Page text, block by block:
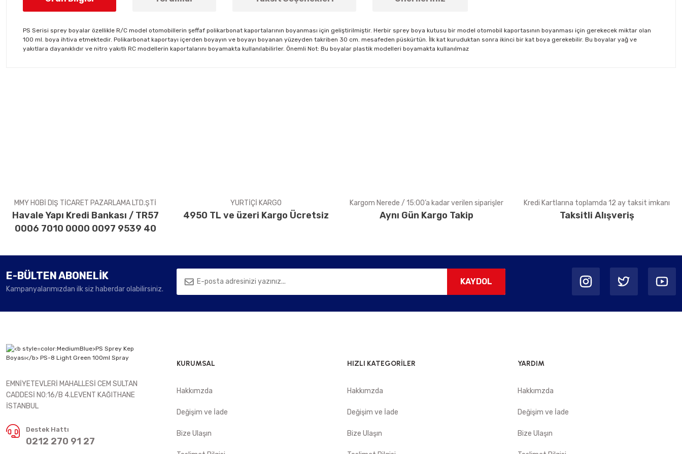
PS Serisi sprey boyalar özellikle R/C model otomobillerin şeffaf polikarbonat kaportalarının boyanması için geliştirilmiştir. Herbir sprey boya kutusu bir model otomobil kaportasının boyanması için gerekecek miktar olan
100 ml. boya ihtiva etmektedir. Polikarbonat kaportayı içerden boyayın ve boyayı boyanan yüzeyden takriben 30 cm. mesafeden püskürtün. İlk kat kuruduktan sonra ikinci bir kat boya gerekebilir. Bu boyalar yağ ve
yakıtlara dayanıklıdır ve nitro yakıtlı RC modellerin kaportalarını boyamakta kullanılabilirler. Önemli Not: Bu boyalar plastik modelleri boyamakta kullanılmaz
MMY HOBİ DIŞ TİCARET PAZARLAMA LTD.ŞTİ
Havale Yapı Kredi Bankası / TR57
0006 7010 0000 0097 9539 40
YURTİÇİ KARGO
4950 TL ve üzeri Kargo Ücretsiz
Kargom Nerede / 15:00’a kadar verilen siparişler
Aynı Gün Kargo Takip
Kredi Kartlarına toplamda 12 ay taksit imkanı
Taksitli Alışveriş
E-BÜLTEN ABONELİK
Kampanyalarımızdan ilk siz haberdar olabilirsiniz.
KAYDOL
EMNİYETEVLERİ MAHALLESİ CEM SULTAN
CADDESİ NO:16/B 4.LEVENT KAĞITHANE
İSTANBUL
Destek Hattı
0212 270 91 27
KURUMSAL
Hakkımzda
Değişim ve İade
Bize Ulaşın
HIZLI KATEGORİLER
Hakkımzda
Değişim ve İade
Bize Ulaşın
YARDIM
Hakkımzda
Değişim ve İade
Bize Ulaşın